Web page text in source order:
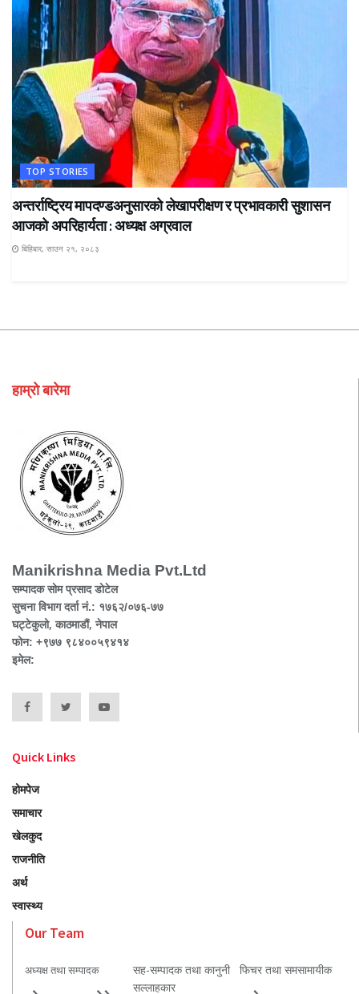
TOP STORIES
अन्तर्राष्ट्रिय मापदण्डअनुसारको लेखापरीक्षण र प्रभावकारी सुशासन
आजको अपरिहार्यता : अध्यक्ष अग्रवाल
बिहिबार, साउन २१, २०८३
हाम्रो बारेमा
Manikrishna Media Pvt.Ltd
सम्पादक सोम प्रसाद डोटेल
सुचना विभाग दर्ता नं.: १७६२/०७६-७७
घट्टेकुलो, काठमाडौं, नेपाल
फोन: +९७७ ९८४००५९४१४
इमेल:
Quick Links
होमपेज
समाचार
खेलकुद
राजनीति
अर्थ
स्वास्थ्य
Our Team
अध्यक्ष तथा सम्पादक
सह-सम्पादक तथा कानुनी
सल्लाहकार
फिचर तथा समसामायीक